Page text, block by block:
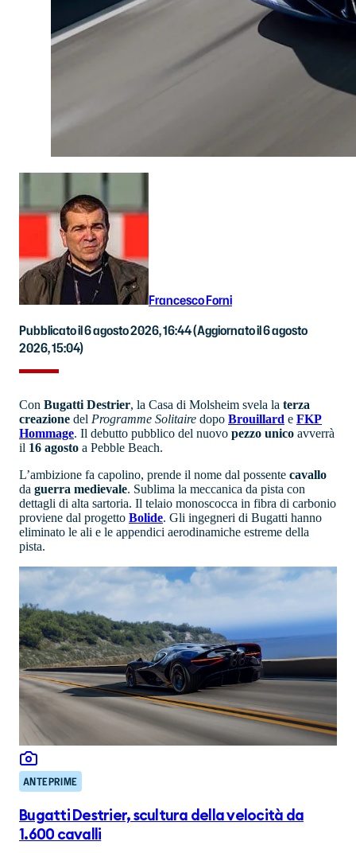
Francesco Forni
Pubblicato il 6 agosto 2026, 16:44(Aggiornato il 6 agosto
2026, 15:04)
Con Bugatti Destrier, la Casa di Molsheim svela la terza
creazione del Programme Solitaire dopo Brouillard e FKP
Hommage. Il debutto pubblico del nuovo pezzo unico avverrà
il 16 agosto a Pebble Beach.
L’ambizione fa capolino, prende il nome dal possente cavallo
da guerra medievale. Sublima la meccanica da pista con
dettagli di alta sartoria. Il telaio monoscocca in fibra di carbonio
proviene dal progetto Bolide. Gli ingegneri di Bugatti hanno
eliminato le ali e le appendici aerodinamiche estreme della
pista.
ANTEPRIME
Bugatti Destrier, scultura della velocità da
1.600 cavalli